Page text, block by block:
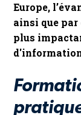
Europe,
ainsi que par
plus